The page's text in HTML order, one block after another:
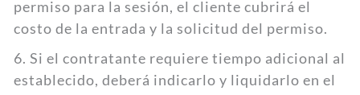
permiso para la sesión, el cliente cubrirá el
costo de la entrada y la solicitud del permiso.
6. Si el contratante requiere tiempo adicional al
establecido, deberá indicarlo y liquidarlo en el